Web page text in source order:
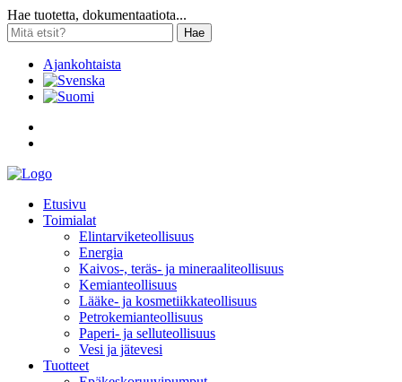
Hae tuotetta, dokumentaatiota...
Hae
Ajankohtaista
Etusivu
Toimialat
Elintarviketeollisuus
Energia
Kaivos-, teräs- ja mineraaliteollisuus
Kemianteollisuus
Lääke- ja kosmetiikkateollisuus
Petrokemianteollisuus
Paperi- ja selluteollisuus
Vesi ja jätevesi
Tuotteet